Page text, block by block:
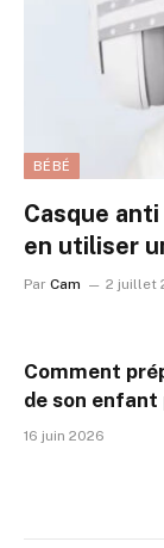
BÉBÉ
Casque
en utiliser
Par Cam 2 juillet
Comment
de son enfant
premier
16 juin 2026